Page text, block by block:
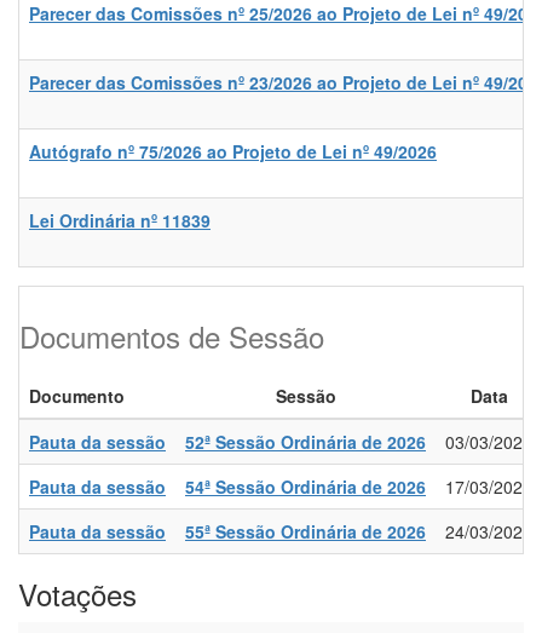
Parecer das Comissões nº 25/2026 ao Projeto de Lei nº 49/
Parecer das Comissões nº 23/2026 ao Projeto de Lei nº 49/
Autógrafo nº 75/2026 ao Projeto de Lei nº 49/2026
Lei Ordinária nº 11839
Documentos de Sessão
Documento Sessão
Data
Pauta da sessão
52ª Sessão Ordinária de 2026
03/03/2026
Pauta da sessão
54ª Sessão Ordinária de 2026
17/03/2026
Pauta da sessão
55ª Sessão Ordinária de 2026 24/03/2026
Votações